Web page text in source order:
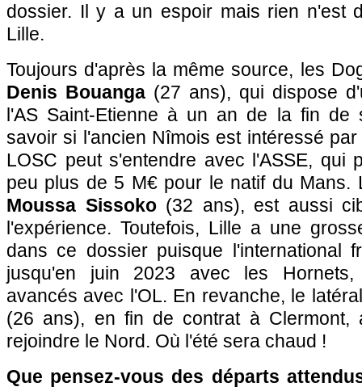
dossier. Il y a un espoir mais rien n'est
Lille.
Toujours d'après la même source, les
Denis Bouanga (27 ans), qui dispose
l'AS Saint-Etienne à un an de la fin de
savoir si l'ancien Nîmois est intéressé
LOSC peut s'entendre avec l'ASSE, qui
peu plus de 5 M€ pour le natif du Mans.
Moussa Sissoko(32 ans), est aussi
l'expérience. Toutefois, Lille a une
dans ce dossier puisque l'international
jusqu'en juin 2023 avec les
avancés avec l'OL. En revanche, le
(26 ans), en fin de contrat à Clermont,
rejoindre le Nord. Où l'été sera chaud !
Que pensez-vous des départs